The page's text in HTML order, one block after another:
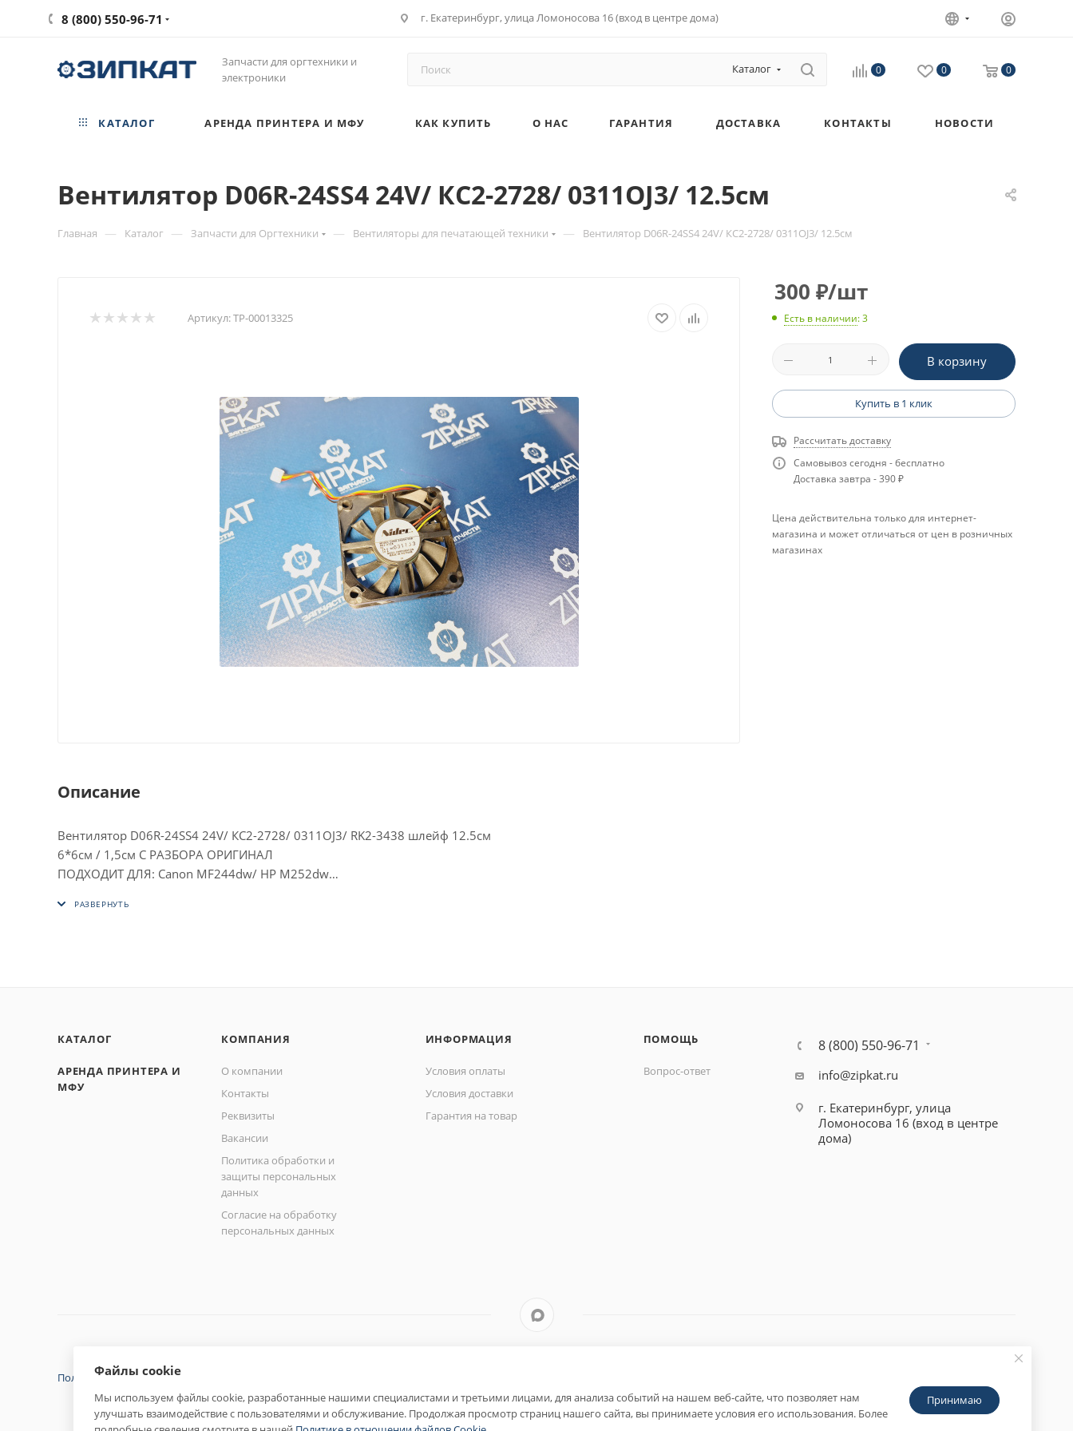
8 (800) 550-96-71 г. Екатеринбург, улица Ломоносова 16 (вход в центре дома)
Запчасти для оргтехники и
электроники
Каталог 0 0 0
КАТАЛОГ АРЕНДА ПРИНТЕРА И МФУ КАК КУПИТЬ О НАС ГАРАНТИЯ ДОСТАВКА КОНТАКТЫ НОВОСТИ
Вентилятор D06R-24SS4 24V/ КС2-2728/ 0311ОJ3/ 12.5см
Главная — Каталог — Запчасти для Оргтехники — Вентиляторы для печатающей техники — Вентилятор D06R-24SS4 24V/ КС2-2728/ 0311ОJ3/ 12.5см
Артикул:ТР-00013325
Описание
Вентилятор D06R-24SS4 24V/ КС2-2728/ 0311ОJ3/ RK2-3438 шлейф 12.5см
6*6см / 1,5см С РАЗБОРА ОРИГИНАЛ
ПОДХОДИТ ДЛЯ: Canon MF244dw/ HP M252dw
300 ₽/шт
Есть в наличии: 3
В корзину
Купить в 1 клик
Рассчитать доставку
Самовывоз сегодня - бесплатно
Доставка завтра - 390 ₽
Цена действительна только для интернет-
магазина и может отличаться от цен в розничных
магазинах
КАТАЛОГ
АРЕНДА ПРИНТЕРА И
МФУ
КОМПАНИЯ
О компании
Контакты
Реквизиты
Вакансии
Политика обработки и
защиты персональных
данных
Согласие на обработку
персональных данных
ИНФОРМАЦИЯ
Условия оплаты
Условия доставки
Гарантия на товар
ПОМОЩЬ
Вопрос-ответ
8 (800) 550-96-71
info@zipkat.ru
г. Екатеринбург, улица
Ломоносова 16 (вход в центре
дома)
Политика конфиденциальности
Файлы cookie
Мы используем файлы cookie, разработанные нашими специалистами и третьими лицами, для анализа событий на нашем веб-сайте, что позволяет нам
улучшать взаимодействие с пользователями и обслуживание. Продолжая просмотр страниц нашего сайта, вы принимаете условия его использования. Более
Принимаю